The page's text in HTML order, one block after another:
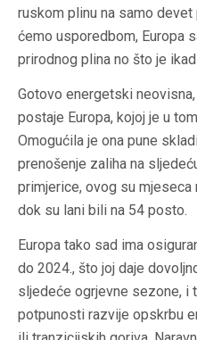
ruskom plinu na samo
ćemo usporedbom, Europa
prirodnog plina no što je
Gotovo energetski
postaje Europa, kojoj je u
Omogućila je ona pune
prenošenje zaliha na
primjerice, ovog su
dok su lani bili na 54 posto.
Europa tako sad ima
do 2024., što joj daje
sljedeće ogrjevne sezone, i
potpunosti razvije opskrbu